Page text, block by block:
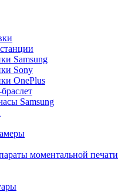
Samsung
Sony
OnePlus
Samsung
моментальной печати